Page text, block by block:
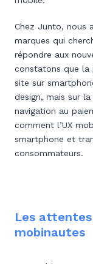
Chez Junto, nous
marques qui
répondre aux
constatons que la
site sur
design, mais sur
navigation au
comment l’UX
smartphone et
consommateurs.
Les
mobinautes